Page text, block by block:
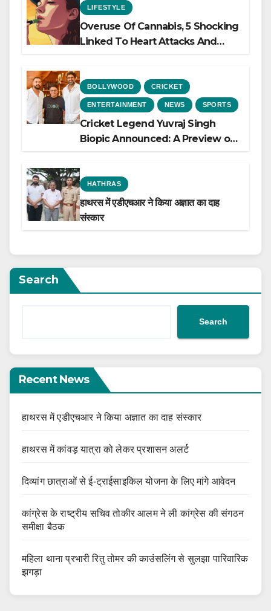
LIFESTYLE
Overuse Of Cannabis, 5 Shocking
Linked To Heart Attacks And
BOLLYWOOD CRICKET
ENTERTAINMENT NEWS SPORTS
Cricket Legend Yuvraj Singh
Biopic Announced: A Preview of
HATHRAS
हाथरस में एडीएचआर ने किया अज्ञात का दाह
संस्कार
Search
Search
Recent News
हाथरस में एडीएचआर ने किया अज्ञात का दाह संस्कार
हाथरस में कांवड़ यात्रा को लेकर प्रशासन अलर्ट
दिव्यांग छात्राओं से ई-ट्राईसाइकिल योजना के लिए मांगे आवेदन
कांग्रेस के राष्ट्रीय सचिव तोकीर आलम ने ली कांग्रेस की संगठन
समीक्षा बैठक
महिला थाना प्रभारी रितु तोमर की काउंसलिंग से सुलझा पारिवारिक
झगड़ा